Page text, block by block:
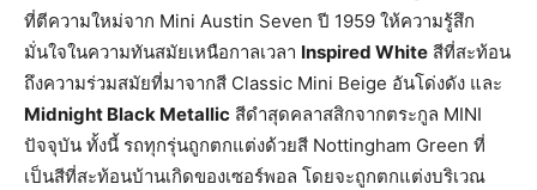
ที่ตีความใหม่จาก Mini Austin Seven ปี 1959 ให้ความรู้สึก
มั่นใจในความทันสมัยเหนือกาลเวลา Inspired White สีที่สะท้อน
ถึงความร่วมสมัยที่มาจากสี Classic Mini Beige อันโด่งดัง และ
Midnight Black Metallic สีดำสุดคลาสสิกจากตระกูล MINI
ปัจจุบัน ทั้งนี้ รถทุกรุ่นถูกตกแต่งด้วยสี Nottingham Green ที่
เป็นสีที่สะท้อนบ้านเกิดของเซอร์พอล โดยจะถูกตกแต่งบริเวณ